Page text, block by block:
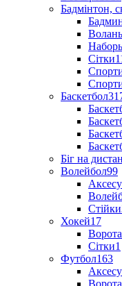
Бадмінтон,
Сітки
Баскетбол
Біг на
Волейбол99
Стійки
Хокей17
Ворота
Сітки1
Футбол163
Ворота